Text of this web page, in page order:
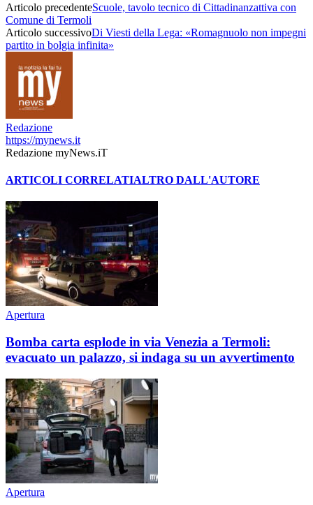
Articolo precedenteScuole, tavolo tecnico di Cittadinanzattiva con
Comune di Termoli
Articolo successivoDi Viesti della Lega: «Romagnuolo non impegni
partito in bolgia infinita»
Redazione
https://mynews.it
Redazione myNews.iT
ARTICOLI CORRELATIALTRO DALL'AUTORE
Apertura
Bomba carta esplode in via Venezia a Termoli:
evacuato un palazzo, si indaga su un avvertimento
Apertura